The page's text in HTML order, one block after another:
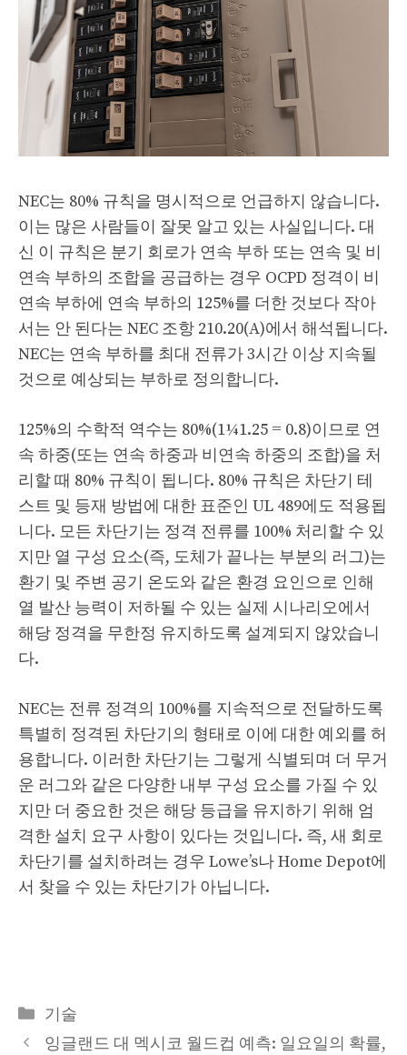
NEC는 80% 규칙을 명시적으로 언급하지 않습니다.
이는 많은 사람들이 잘못 알고 있는 사실입니다. 대
신 이 규칙은 분기 회로가 연속 부하 또는 연속 및 비
연속 부하의 조합을 공급하는 경우 OCPD 정격이 비
연속 부하에 연속 부하의 125%를 더한 것보다 작아
서는 안 된다는 NEC 조항 210.20(A)에서 해석됩니다.
NEC는 연속 부하를 최대 전류가 3시간 이상 지속될
것으로 예상되는 부하로 정의합니다.
125%의 수학적 역수는 80%(1¼1.25 = 0.8)이므로 연
속 하중(또는 연속 하중과 비연속 하중의 조합)을 처
리할 때 80% 규칙이 됩니다. 80% 규칙은 차단기 테
스트 및 등재 방법에 대한 표준인 UL 489에도 적용됩
니다. 모든 차단기는 정격 전류를 100% 처리할 수 있
지만 열 구성 요소(즉, 도체가 끝나는 부분의 러그)는
환기 및 주변 공기 온도와 같은 환경 요인으로 인해
열 발산 능력이 저하될 수 있는 실제 시나리오에서
해당 정격을 무한정 유지하도록 설계되지 않았습니
다.
NEC는 전류 정격의 100%를 지속적으로 전달하도록
특별히 정격된 차단기의 형태로 이에 대한 예외를 허
용합니다. 이러한 차단기는 그렇게 식별되며 더 무거
운 러그와 같은 다양한 내부 구성 요소를 가질 수 있
지만 더 중요한 것은 해당 등급을 유지하기 위해 엄
격한 설치 요구 사항이 있다는 것입니다. 즉, 새 회로
차단기를 설치하려는 경우 Lowe’s나 Home Depot에
서 찾을 수 있는 차단기가 아닙니다.
Categories
기술
잉글랜드 대 멕시코 월드컵 예측: 일요일의 확률,